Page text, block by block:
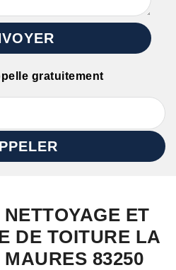
gratuitement
ET
DE TOITURE LA
83250